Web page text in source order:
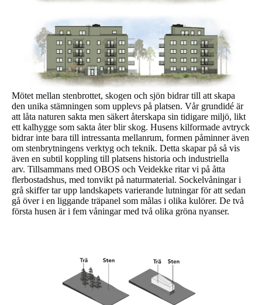
Mötet mellan stenbrottet, skogen och sjön bidrar till att skapa
den unika stämningen som upplevs på platsen. Vår grundidé är
att låta naturen sakta men säkert återskapa sin tidigare miljö, likt
ett kalhygge som sakta åter blir skog. Husens kilformade avtryck
bidrar inte bara till intressanta mellanrum, formen påminner även
om stenbrytningens verktyg och teknik. Detta skapar på så vis
även en subtil koppling till platsens historia och industriella
arv. Tillsammans med OBOS och Veidekke ritar vi på åtta
flerbostadshus, med tonvikt på naturmaterial. Sockelvåningar i
grå skiffer tar upp landskapets varierande lutningar för att sedan
gå över i en liggande träpanel som målas i olika kulörer. De två
första husen är i fem våningar med två olika gröna nyanser.